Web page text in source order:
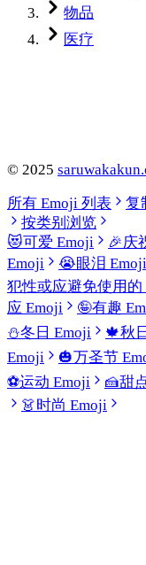
物品
医疗
© 2025
所有 Emoji 列表
复
按类别浏览
😻可爱 Emoji 🎉庆
Emoji
😭眼泪 Emoji
犯性或应避免使用的
应 Emoji
🤪有趣
⛄冬日 Emoji 🍁秋
Emoji
🎃万圣节
⚽运动 Emoji 🍰甜
👗时尚 Emoji